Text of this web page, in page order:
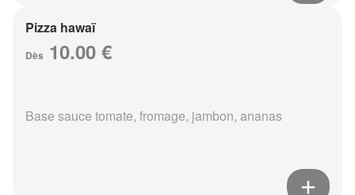
Pizza hawaï
Dès 10.00 €
Base sauce tomate, fromage, jambon, ananas